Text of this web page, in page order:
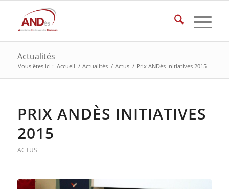
Actualités
Vous êtes ici : Accueil / Actualités / Actus / Prix ANDès Initiatives 2015
PRIX ANDÈS INITIATIVES
2015
ACTUS